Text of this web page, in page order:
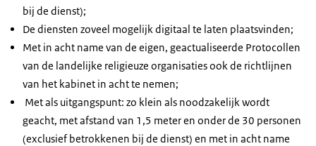
bij de dienst);
De diensten zoveel mogelijk digitaal te laten plaatsvinden;
Met in acht name van de eigen, geactualiseerde Protocollen
van de landelijke religieuze organisaties ook de richtlijnen
van het kabinet in acht te nemen;
Met als uitgangspunt: zo klein als noodzakelijk wordt
geacht, met afstand van 1,5 meter en onder de 30 personen
(exclusief betrokkenen bij de dienst) en met in acht name